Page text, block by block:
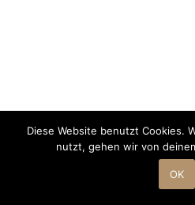
Diese Website benutzt Cookies.
nutzt, gehen wir von
OK